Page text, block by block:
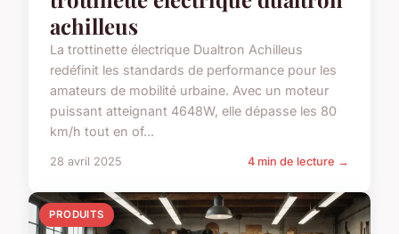
achilleus
La trottinette électrique Dualtron Achilleus
redéfinit les standards de performance pour les
amateurs de mobilité urbaine. Avec un moteur
puissant atteignant 4648W, elle dépasse les 80
km/h tout en of...
28 avril 2025 4 min de lecture →
PRODUITS